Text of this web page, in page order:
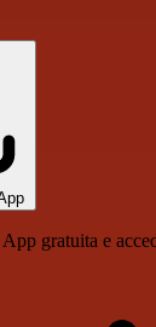
gratuita e